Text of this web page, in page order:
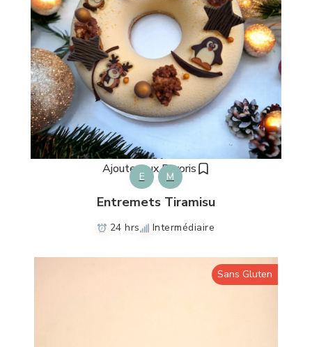
Ajouter aux Favoris
E M
Entremets Tiramisu
24 hrs Intermédiaire
Sans Gluten